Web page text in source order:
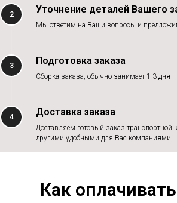
2 Уточнение деталей Вашего
Мы ответим на Ваши вопросы и
3 Подготовка заказа
Сборка заказа, обычно занимает 1-3 дня
4 Доставка заказа
Доставляем готовый заказ
другими удобными для Вас компаниями.
Как